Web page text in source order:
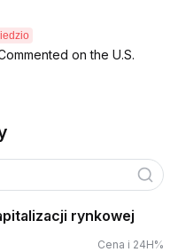
on the U.S.
rynkowej
Cena i 24H%